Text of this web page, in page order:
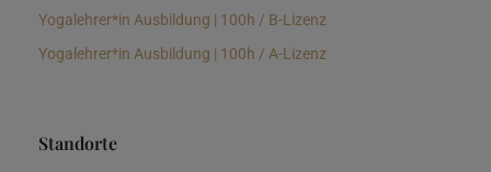
Yogalehrer*in Ausbildung | 100h / B-Lizenz
Yogalehrer*in Ausbildung | 100h / A-Lizenz
Standorte